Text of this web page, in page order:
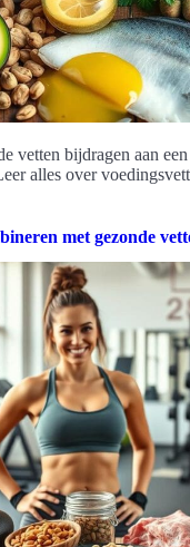
vetten bijdragen aan
alles over
met gezonde